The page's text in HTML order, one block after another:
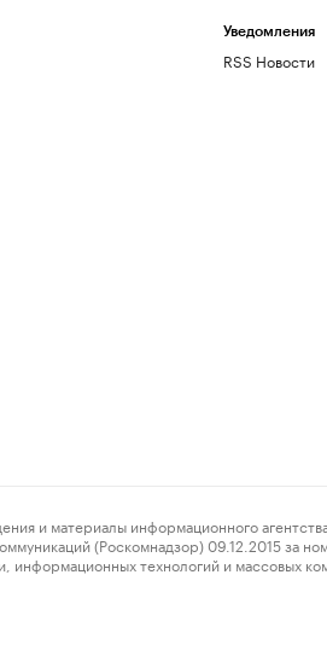
Уведомления
RSS Новости
информационного агентства
(Роскомнадзор) 09.12.2015 за
информационных технологий и